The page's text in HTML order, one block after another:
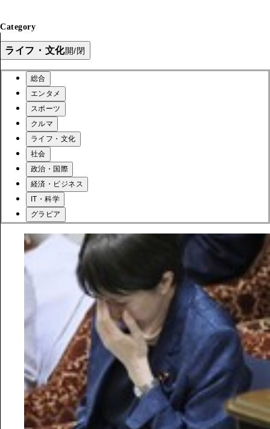
Category
ライフ・文化開/閉
総合
エンタメ
スポーツ
クルマ
ライフ・文化
社会
政治・国際
経済・ビジネス
IT・科学
グラビア